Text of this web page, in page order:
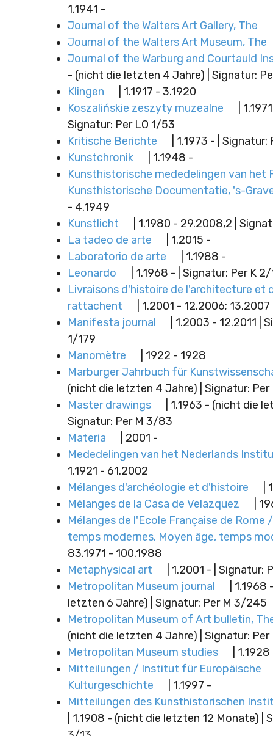
1.1941 -
Journal of the Walters Art Gallery, The
Journal of the Walters Art Museum, The
Journal of the Warburg and Courtauld
- (nicht die letzten 4 Jahre) | Signatur:
Klingen
| 1.1917 - 3.1920
Koszalińskie zeszyty muzealne
|
Signatur: Per LO 1/53
Kritische Berichte
| 1.1973 - |
Kunstchronik
| 1.1948 -
Kunsthistorische mededelingen van het
Kunsthistorische Documentatie, 's-
- 4.1949
Kunstlicht
| 1.1980 - 29.2008,2 |
La tadeo de arte
| 1.2015 -
Laboratorio de arte
| 1.1988 -
Leonardo
| 1.1968 - | Signatur: Per K
Livraisons d'histoire de l'architecture et
rattachent
| 1.2001 - 12.2006; 13.2007
Manifesta journal
| 1.2003 - 12.2011 |
1/179
Manomètre
| 1922 - 1928
Marburger Jahrbuch für
(nicht die letzten 4 Jahre) | Signatur: Per
Master drawings
| 1.1963 - (nicht die
Signatur: Per M 3/83
Materia
| 2001 -
Mededelingen van het Nederlands
1.1921 - 61.2002
Mélanges d'archéologie et d'histoire
|
Mélanges de la Casa de Velazquez
|
Mélanges de l'Ecole Française de Rome
temps modernes. Moyen âge, temps
83.1971 - 100.1988
Metaphysical art
| 1.2001 - | Signatur:
Metropolitan Museum journal
|
letzten 6 Jahre) | Signatur: Per M 3/245
Metropolitan Museum of Art bulletin,
(nicht die letzten 4 Jahre) | Signatur:
Metropolitan Museum studies
|
Mitteilungen / Institut für Europäische
Kulturgeschichte
| 1.1997 -
Mitteilungen des Kunsthistorischen
| 1.1908 - (nicht die letzten 12 Monate) |